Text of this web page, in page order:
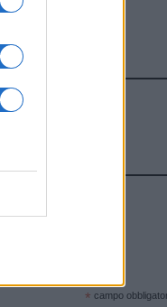
sito web!
* campo